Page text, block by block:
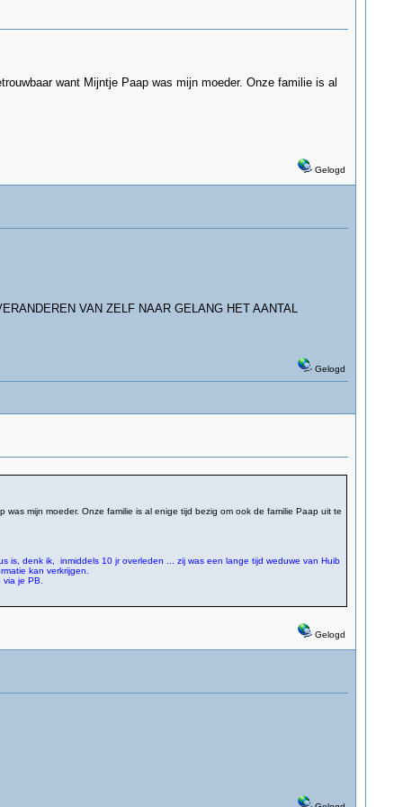
want Mijntje Paap was mijn moeder. Onze familie is al
Gelogd
VAN ZELF NAAR GELANG HET AANTAL
Gelogd
mijn moeder. Onze familie is al enige tijd bezig om ook de familie Paap uit te
is, denk ik, inmiddels 10 jr overleden ... zij was een lange tijd weduwe van Huib
kan verkrijgen.
je PB.
Gelogd